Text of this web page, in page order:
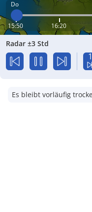
Do
15:50 16:20
Radar ±3 Std
Es bleibt vorläufig